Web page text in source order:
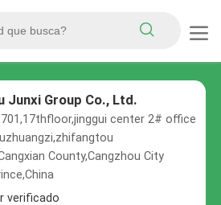
Junxi Group Co., Ltd.
center 2# office
County,Cangzhou City
verificado